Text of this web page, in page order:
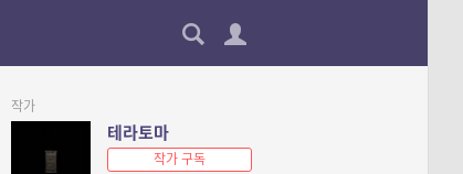
작가
테라토마
작가 구독